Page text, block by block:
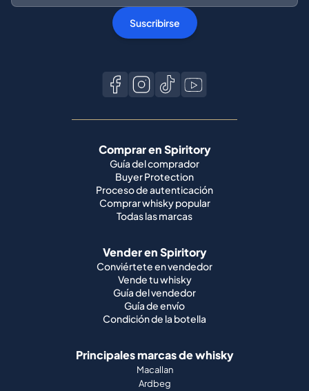
Suscribirse
Comprar en Spiritory
Guía del comprador
Buyer Protection
Proceso de autenticación
Comprar whisky popular
Todas las marcas
Vender en Spiritory
Conviértete en vendedor
Vende tu whisky
Guía del vendedor
Guía de envío
Condición de la botella
Principales marcas de whisky
Macallan
Ardbeg